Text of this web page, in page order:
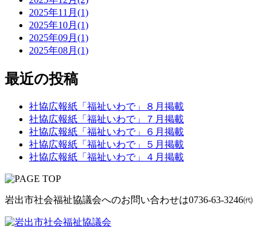
2025年11月(1)
2025年10月(1)
2025年09月(1)
2025年08月(1)
最近の投稿
社協広報紙「福祉いわで」８月掲載
社協広報紙「福祉いわで」７月掲載
社協広報紙「福祉いわで」６月掲載
社協広報紙「福祉いわで」５月掲載
社協広報紙「福祉いわで」４月掲載
岩出市社会福祉協議会へのお問い合わせは0736-63-3246㈹